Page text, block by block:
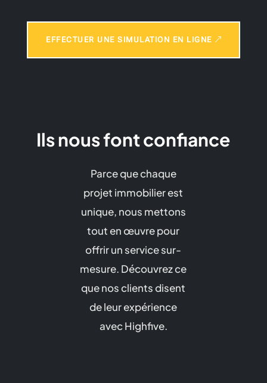
EFFECTUER UNE SIMULATION EN LIGNE
Ils nous font confiance
Parce que chaque
projet immobilier est
unique, nous mettons
tout en œuvre pour
offrir un service sur-
mesure. Découvrez ce
que nos clients disent
de leur expérience
avec Highfive.